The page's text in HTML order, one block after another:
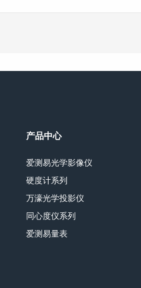
产品中心
爱测易光学影像仪
硬度计系列
万濠光学投影仪
同心度仪系列
爱测易量表